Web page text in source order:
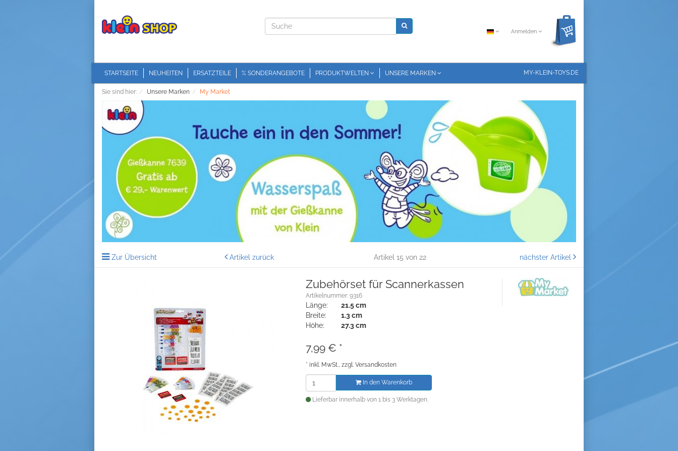
Anmelden
STARTSEITE NEUHEITEN ERSATZTEILE % SONDERANGEBOTE PRODUKTWELTEN UNSERE MARKEN MY-KLEIN-TOYS.DE
Sie sind hier: Unsere Marken My Market
Zur Übersicht Artikel zurück Artikel 15 von 22 nächster Artikel
Zubehörset für Scannerkassen
Artikelnummer: 9316
Länge:
21.5 cm
Breite:
1.3 cm
Höhe:
27.3 cm
7,99 € *
* inkl. MwSt., zzgl.Versandkosten
In den Warenkorb
Lieferbar innerhalb von 1 bis 3 Werktagen.